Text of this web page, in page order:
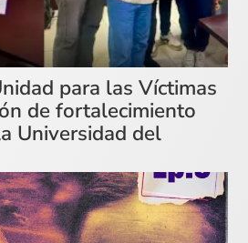
para las Víctimas
de fortalecimiento
Universidad del